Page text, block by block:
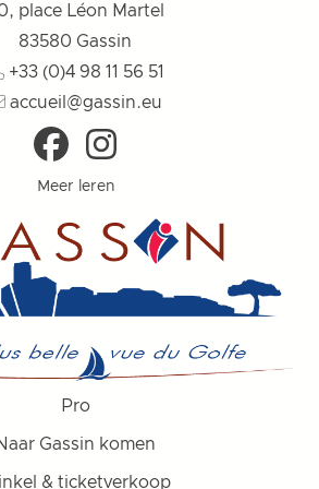
place Léon Martel
83580 Gassin
+33 (0)4 98 11 56 51
accueil@gassin.eu
Meer leren
Pro
Gassin komen
& ticketverkoop